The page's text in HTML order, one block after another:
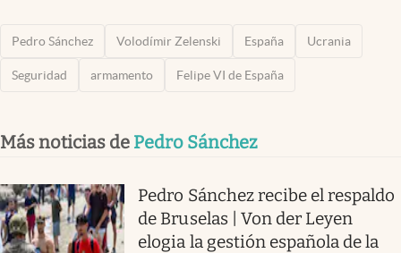
Pedro Sánchez Volodímir Zelenski España Ucrania
Seguridad armamento Felipe VI de España
Más noticias de Pedro Sánchez
Pedro Sánchez recibe el respaldo
de Bruselas | Von der Leyen
elogia la gestión española de la